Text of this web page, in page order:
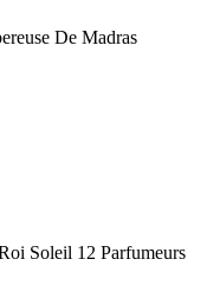
De Madras
Soleil 12 Parfumeurs